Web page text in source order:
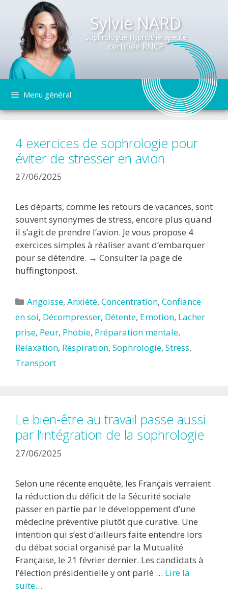
Sylvie NARD
Sophrologue Hypnothérapeute
certifiée RNCP
contenu
Menu général
4 exercices de sophrologie pour
éviter de stresser en avion
27/06/2025
Les départs, comme les retours de vacances, sont
souvent synonymes de stress, encore plus quand
il s’agit de prendre l’avion. Je vous propose 4
exercices simples à réaliser avant d’embarquer
pour se détendre. → Consulter la page de
huffingtonpost.
Catégories
Angoisse,Anxiété,Concentration,Confiance
en soi, Décompresser, Détente, Emotion, Lacher
prise, Peur, Phobie, Préparation mentale,
Relaxation, Respiration, Sophrologie, Stress,
Transport
Le bien-être au travail passe aussi
par l’intégration de la sophrologie
27/06/2025
Selon une récente enquête, les Français verraient
la réduction du déficit de la Sécurité sociale
passer en partie par le développement d’une
médecine préventive plutôt que curative. Une
intention qui s’est d’ailleurs faite entendre lors
du débat social organisé par la Mutualité
Française, le 21 février dernier. Les candidats à
l’élection présidentielle y ont parlé … Lire la
suite…